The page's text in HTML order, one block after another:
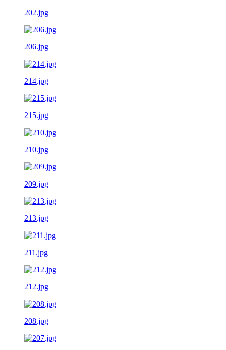
202.jpg
206.jpg
214.jpg
215.jpg
210.jpg
209.jpg
213.jpg
211.jpg
212.jpg
208.jpg